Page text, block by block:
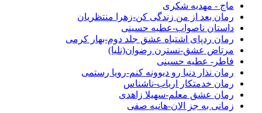
ماج - مهدیه شکری
رمان بعد از من زندگی کن-زهرا منتظریان
داستان ناصواب-عطیه حسینی
رمان ردپای اشتباه عشق جلد دوم-بهار کرمی
مرتاض عشق-نسترن رضوان(نلیا)
فاطر- عطیه حسینی
رمان نذار دنیا رو دیوونه کنم-رویا رستمی
رمان خدمتکار ارباب-ناشناس
رمان عشق معلم-سهیلا زاهدی
زمانی به جز الان-هانیه صفی